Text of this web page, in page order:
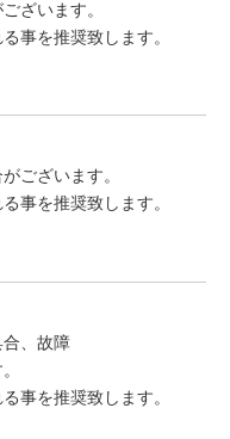
ざいます。
事を推奨致します。
ございます。
事を推奨致します。
合、故障
事を推奨致します。